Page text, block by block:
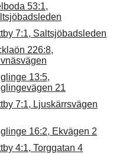
53:1,
7:1, Saltsjöbadsleden
226:8,
13:5,
21
7:1, Ljuskärrsvägen
16:2, Ekvägen 2
4:1, Torggatan 4